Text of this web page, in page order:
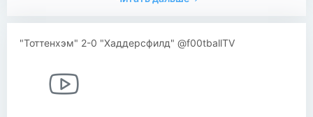
"Тоттенхэм" 2-0 "Хаддерсфилд" @f00tballTV